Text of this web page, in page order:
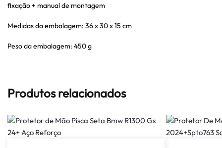
fixação + manual de montagem
Medidas da embalagem: 36 x 30 x 15 cm
Peso da embalagem: 450 g
Produtos relacionados